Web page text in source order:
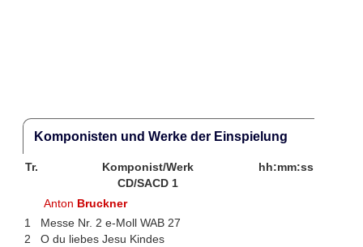
Komponisten und Werke der Einspielung
Tr. Komponist/Werk
hh:mm:ss
CD/SACD 1
Anton Bruckner
1
Messe Nr. 2 e-Moll WAB 27
2
O du liebes Jesu Kindes